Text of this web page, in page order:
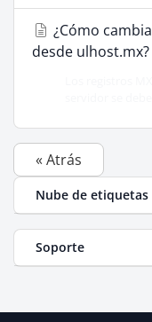
¿Cómo
desde ulhost.mx?
« Atrás
Nube de etiquetas
Soporte